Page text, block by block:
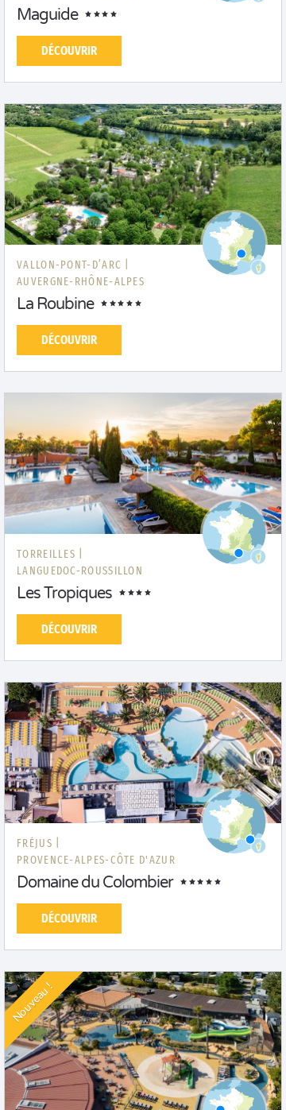
Maguide
DÉCOUVRIR
VALLON-PONT-D’ARC |
AUVERGNE-RHÔNE-ALPES
La Roubine
DÉCOUVRIR
TORREILLES |
LANGUEDOC-ROUSSILLON
Les Tropiques
DÉCOUVRIR
FRÉJUS |
PROVENCE-ALPES-CÔTE D'AZUR
Domaine du Colombier
DÉCOUVRIR
Nouveau !